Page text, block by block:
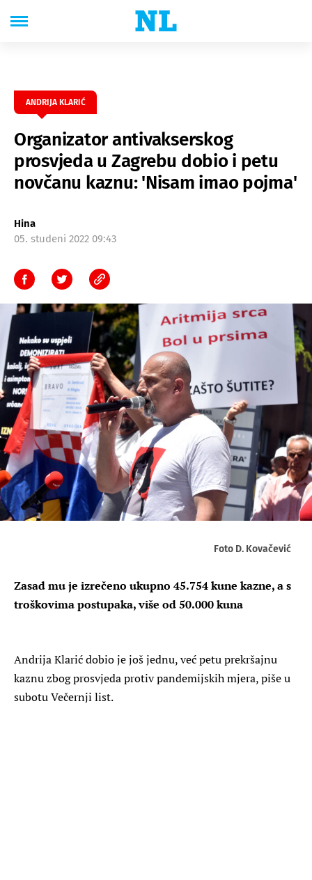
ANDRIJA KLARIĆ
Organizator antivakserskog
prosvjeda u Zagrebu dobio i petu
novčanu kaznu: 'Nisam imao pojma'
Hina
05. studeni 2022 09:43
Foto D. Kovačević
Zasad mu je izrečeno ukupno 45.754 kune kazne, a s
troškovima postupaka, više od 50.000 kuna
Andrija Klarić dobio je još jednu, već petu prekršajnu
kaznu zbog prosvjeda protiv pandemijskih mjera, piše u
subotu Večernji list.